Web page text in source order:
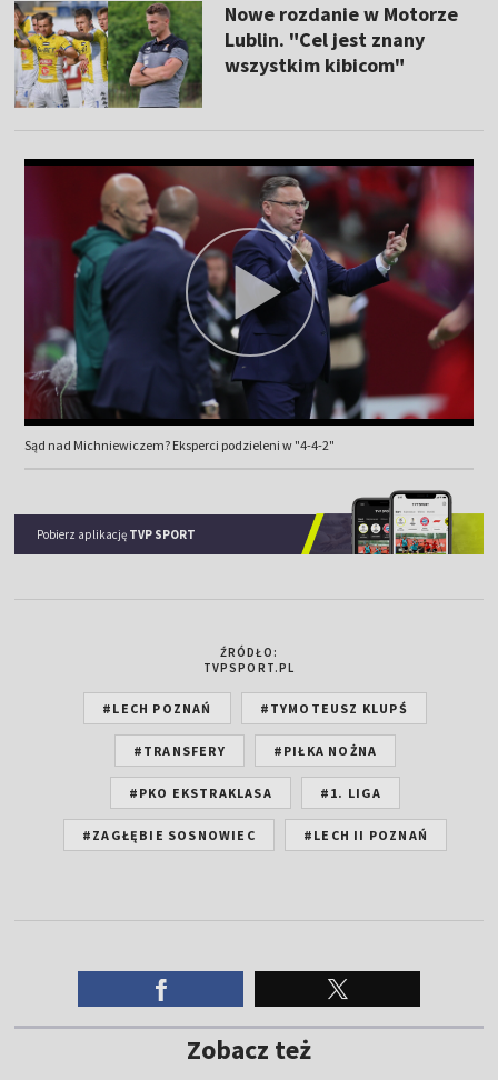
Nowe rozdanie w Motorze
Lublin. "Cel jest znany
wszystkim kibicom"
Sąd nad Michniewiczem? Eksperci podzieleni w "4-4-2"
Pobierz aplikację TVP SPORT
ŹRÓDŁO:
TVPSPORT.PL
#LECH POZNAŃ #TYMOTEUSZ KLUPŚ
#TRANSFERY #PIŁKA NOŻNA
#PKO EKSTRAKLASA #1. LIGA
#ZAGŁĘBIE SOSNOWIEC #LECH II POZNAŃ
Zobacz też